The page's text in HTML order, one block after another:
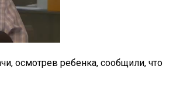
осмотрев ребенка, сообщили, что